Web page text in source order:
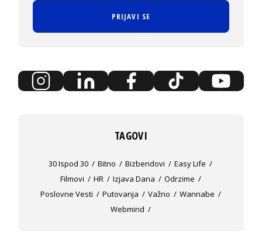
PRIJAVI SE
TAGOVI
30 Ispod 30 Bitno Bizbendovi
Easy Life
Filmovi
HR Izjava Dana
Odrzime
Poslovne Vesti
Putovanja Važno
Wannabe
Webmind